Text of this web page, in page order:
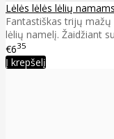
Lėlės lėlės lėlių
Fantastiškas trijų
lėlių namelį. Žaidžiant
€635
Į krepšelį